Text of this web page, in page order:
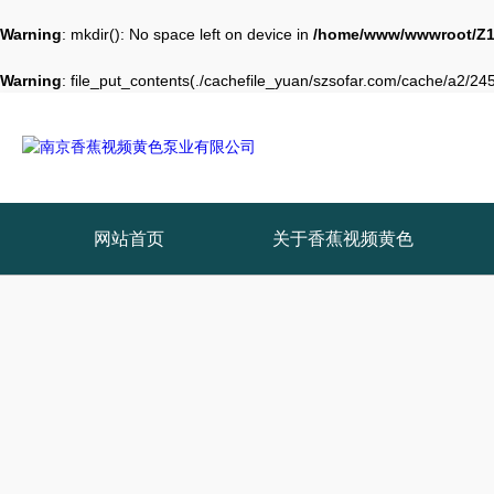
Warning: mkdir(): No space left on device in /home/www/wwwroot/
Warning: file_put_contents(./cachefile_yuan/szsofar.com/cache/a2/
网站首页 关于香蕉视频黄色